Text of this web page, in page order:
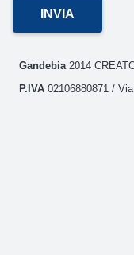
Gandebia2014
P.IVA 02106880871 /